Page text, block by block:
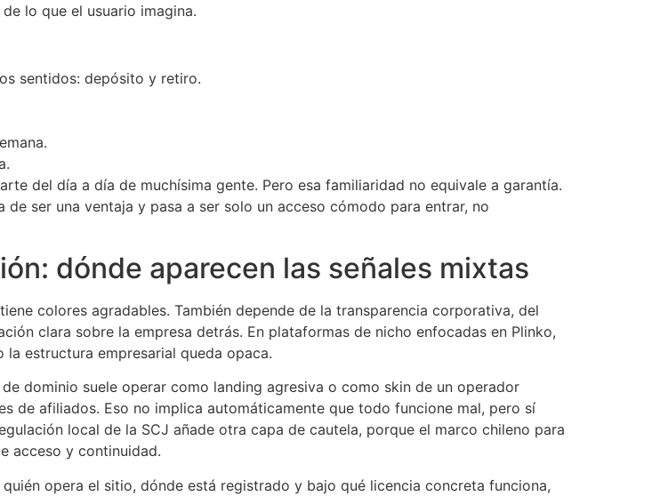
lo que el usuario imagina.
sentidos: depósito y retiro.
del día a día de muchísima gente. Pero esa familiaridad no equivale a garantía.
ser una ventaja y pasa a ser solo un acceso cómodo para entrar, no
dónde aparecen las señales mixtas
colores agradables. También depende de la transparencia corporativa, del
clara sobre la empresa detrás. En plataformas de nicho enfocadas en Plinko,
estructura empresarial queda opaca.
dominio suele operar como landing agresiva o como skin de un operador
de afiliados. Eso no implica automáticamente que todo funcione mal, pero sí
local de la SCJ añade otra capa de cautela, porque el marco chileno para
acceso y continuidad.
opera el sitio, dónde está registrado y bajo qué licencia concreta funciona,